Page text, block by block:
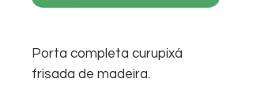
Porta completa curupixá
frisada de madeira.